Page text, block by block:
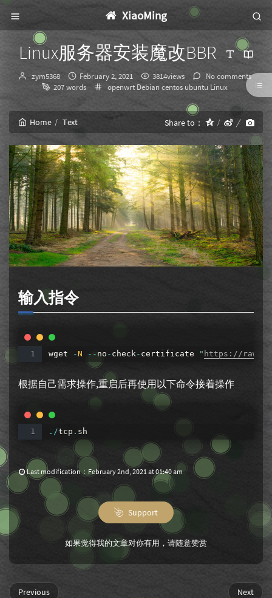
XiaoMing
Linux服务器安装魔改BBR
Author：
zym5368
发
布
间：
February 2, 2021 3814views
No comments
207 words
Categories：
openwrt Debian centos ubuntu Linux
Home Text Share to：
输入指令
wget -N -- no - check- certificate " https://
根据自己需求操作,重启后再使用以下命令接着操作
. /tcp . sh
Last modification：February 2nd, 2021 at 01:40 am
Support
如果觉得我的文章对你有用，请随意赞赏
Next
Previous